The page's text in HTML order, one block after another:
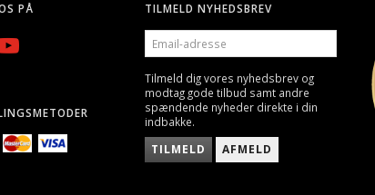
PÅ
TILMELD NYHEDSBREV
EMAIL-
ADRESSE
Tilmeld dig vores nyhedsbrev og
modtag gode tilbud samt andre
spændende nyheder direkte i din
indbakke.
TILMELD AFMELD